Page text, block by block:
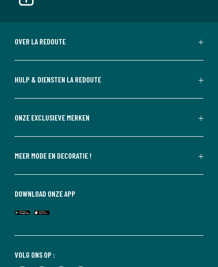
OVER LA REDOUTE
HULP & DIENSTEN LA REDOUTE
ONZE EXCLUSIEVE MERKEN
MEER MODE EN DECORATIE !
VOLG ONS OP :
DOWNLOAD ONZE APP